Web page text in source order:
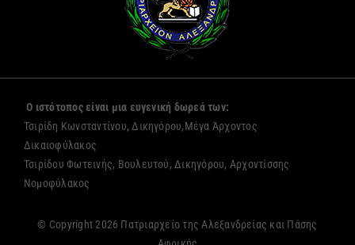
Ο ιστότοπος είναι μια ευγενική δωρεά των:
Τσιρίδη Κωνσταντίνου, Δικηγόρου,Μέγα Άρχοντος
Δικαιοφύλακος
Τσιρίδου Φωτεινής, Βουλευτού, Δικηγόρου, Αρχοντίσσης
Νομοφύλακος
© Copyright 2026 Πατριαρχείο της Αλεξανδρείας και Πάσης